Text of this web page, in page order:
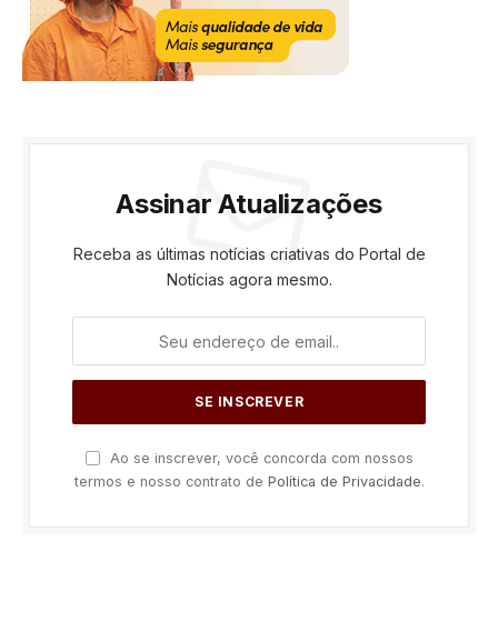
Assinar Atualizações
Receba as últimas notícias criativas do Portal de
Notícias agora mesmo.
Ao se inscrever, você concorda com nossos
termos e nosso contrato de Política de Privacidade.